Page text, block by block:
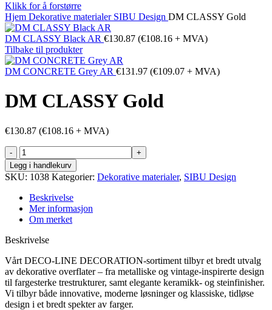
Klikk for å forstørre
Hjem Dekorative materialer SIBU Design DM CLASSY Gold
DM CLASSY Black AR €130.87 (€108.16 + MVA)
Tilbake til produkter
DM CONCRETE Grey AR €131.97 (€109.07 + MVA)
DM CLASSY Gold
€130.87 (€108.16 + MVA)
DM
CLASSY
Gold
antall
Legg i handlekurv
SKU: 1038 Kategorier: Dekorative materialer, SIBU Design
Beskrivelse
Mer informasjon
Om merket
Beskrivelse
Vårt DECO-LINE DECORATION-sortiment tilbyr et bredt utvalg
av dekorative overflater – fra metalliske og vintage-inspirerte design
til fargesterke trestrukturer, samt elegante keramikk- og steinfinisher.
Vi tilbyr både innovative, moderne løsninger og klassiske, tidløse
design i et bredt spekter av farger.